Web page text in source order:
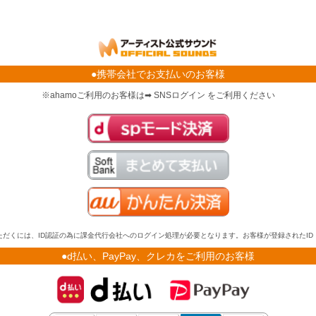
●携帯会社でお支払いのお客様
※ahamoご利用のお客様は➡ SNSログイン をご利用ください
くには、ID認証の為に課金代行会社へのログイン処理が必要となります。お客様が登録されたID
●d払い、PayPay、クレカをご利用のお客様